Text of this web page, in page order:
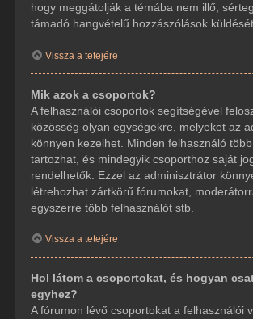
hogy meggátolják a témába nem illő,
támadó hangvételű hozzászólások
Vissza a tetejére
Mik azok a csoportok?
A felhasználói csoportok segítségével
közösség olyan egységekre, melyeket az
könnyen kezelhet. Minden felhasználó
tartozhat, és mindegyik csoporthoz saját
rendelhetők. Ezzel az adminisztrátor
létrehozhat zártkörű fórumokat,
egyszerre több felhasználót stb.
Vissza a tetejére
Hol látom a csoportokat, és hogyan
egyhez?
A fórumon lévő csoportokat a felhasználói